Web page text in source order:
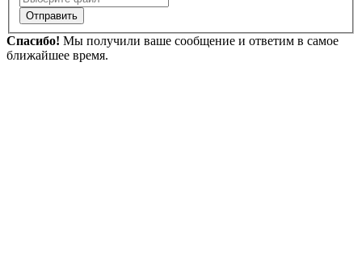
Отправить
Спасибо! Мы получили ваше сообщение и ответим в самое
ближайшее время.